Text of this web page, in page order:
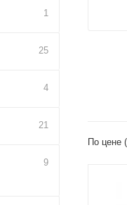
По цене
1
25
4
21
9